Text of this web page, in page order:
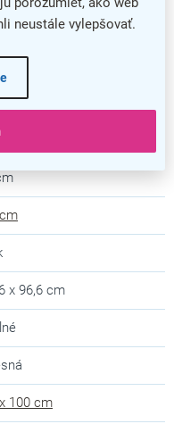
neustále vylepšovať.
nástenky
x 96,6 cm
100 cm